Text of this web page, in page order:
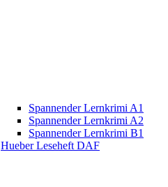
Spannender Lernkrimi A1
Spannender Lernkrimi A2
Spannender Lernkrimi B1
Hueber Leseheft DAF